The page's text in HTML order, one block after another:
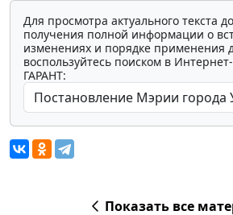
Для просмотра актуального текста
получения полной информации о
изменениях и порядке применения
воспользуйтесь поиском в
ГАРАНТ:
Показать все